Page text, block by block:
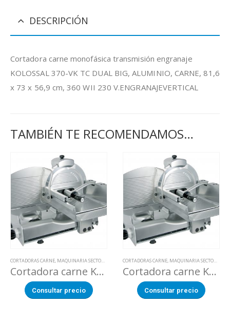
DESCRIPCIÓN
Cortadora carne monofásica transmisión engranaje
KOLOSSAL 370-VK TC DUAL BIG, ALUMINIO, CARNE, 81,6
x 73 x 56,9 cm, 360 WII 230 V.ENGRANAJEVERTICAL
TAMBIÉN TE RECOMENDAMOS…
CORTADORAS CARNE, MAQUINARIA SECTOR ALIMENTACION
Cortadora carne KOLOSSAL 350-VK TC DUAL
Consultar precio
CORTADORAS CARNE, MAQUINARIA SECTOR ALIMENTACION
Cortadora carne KOLOSSAL 370-VK TC DUAL BIG
Consultar precio